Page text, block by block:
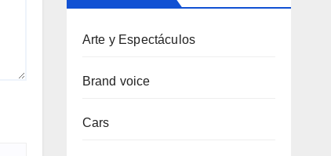
Arte y Espectáculos
Brand voice
Cars